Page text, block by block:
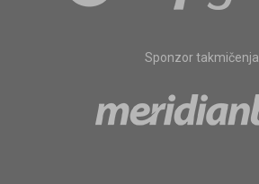
Sponzor takmičenja